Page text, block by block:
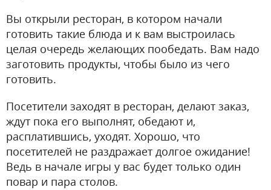
Вы открыли ресторан, в котором начали
готовить такие блюда и к вам выстроилась
целая очередь желающих пообедать. Вам надо
заготовить продукты, чтобы было из чего
готовить.
Посетители заходят в ресторан, делают заказ,
ждут пока его выполнят, обедают и,
расплатившись, уходят. Хорошо, что
посетителей не раздражает долгое ожидание!
Ведь в начале игры у вас будет только один
повар и пара столов.